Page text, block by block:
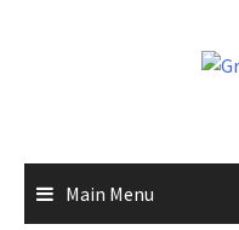
Main Menu